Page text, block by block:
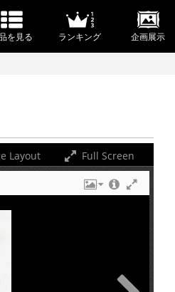
を見る ランキング 企画展示
Layout Full Screen